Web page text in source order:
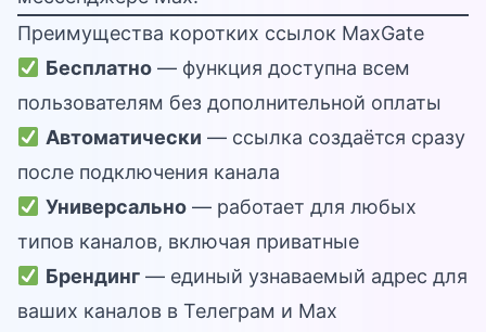
Преимущества коротких ссылок MaxGate
Бесплатно— функция доступна всем
пользователям без дополнительной оплаты
Автоматически — ссылка создаётся сразу
после подключения канала
Универсально— работает для любых
типов каналов, включая приватные
Брендинг— единый узнаваемый адрес для
ваших каналов в Телеграм и Max